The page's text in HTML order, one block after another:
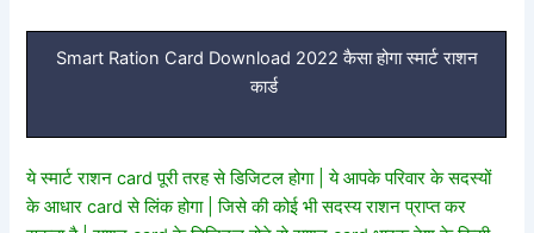
Smart Ration Card Download 2022 कैसा होगा स्मार्ट राशन
कार्ड
ये स्मार्ट राशन card पूरी तरह से डिजिटल होगा | ये आपके परिवार के सदस्यों
के आधार card से लिंक होगा | जिसे की कोई भी सदस्य राशन प्राप्त कर